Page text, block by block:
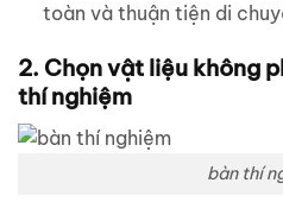
toàn và thuận tiện di
2. Chọn vật liệu không
thí nghiệm
bàn thí